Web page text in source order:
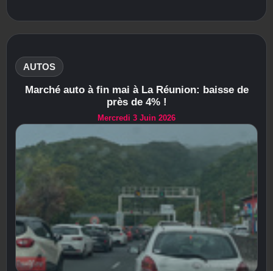
AUTOS
Marché auto à fin mai à La Réunion: baisse de
près de 4% !
Mercredi 3 Juin 2026